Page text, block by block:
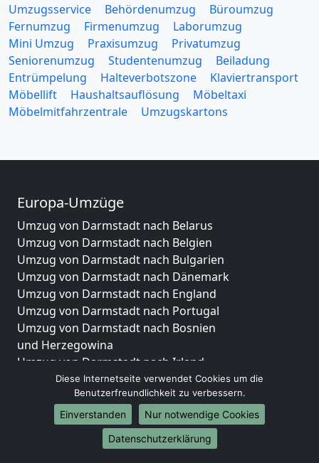
Umzugsservice Behördenumzug
Büroumzug
Fernumzug
Firmenumzug
Laborumzug
Mini Umzug
Praxisumzug
Privatumzug
Seniorenumzug
Studentenumzug
Beiladung
Entrümpelung
Halteverbotszone
Klaviertransport
Möbellift
Haushaltsauflösung
Möbeltaxi
Möbelmitfahrzentrale
Umzugskartons
Europa-Umzüge
Umzug von Darmstadt nach Belarus
Umzug von Darmstadt nach Belgien
Umzug von Darmstadt nach Bulgarien
Umzug von Darmstadt nach Dänemark
Umzug von Darmstadt nach England
Umzug von Darmstadt nach Portugal
Umzug von Darmstadt nach Bosnien
und Herzegowina
Umzug von Darmstadt nach Irland
Umzug von Darmstadt nach Lettland
Umzug von Darmstadt nach Zypern
Umzug von Darmstadt nach Kroatien
Umzug von Darmstadt nach Estland
Umzug von Darmstadt nach Finnland
Diese Internetseite verwendet Cookies um die
Benutzerfreundlichkeit zu verbessern.
Einverstanden
Nur notwendige Cookies
Datenschutzerklärung